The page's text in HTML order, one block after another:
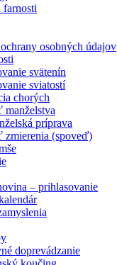
farnosti
osobných údajov
svätenín
sviatostí
chorých
manželstva
príprava
zmierenia (spoveď)
– prihlasovanie
doprevádzanie